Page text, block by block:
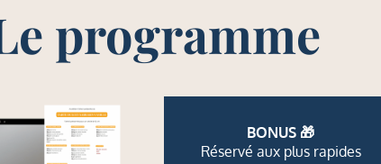
programme
BONUS 🎁
Réservé aux plus rapides